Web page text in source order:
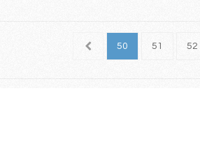
49 50 51 52